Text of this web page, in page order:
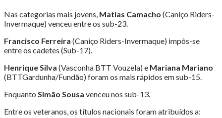
Nas categorias mais jovens, Matias Camacho (Caniço Riders-
Invermaque) venceu entre os sub-23.
Francisco Ferreira (Caniço Riders-Invermaque) impôs-se
entre os cadetes (Sub-17).
Henrique Silva (Vasconha BTT Vouzela) e Mariana Mariano
(BTTGardunha/Fundão) foram os mais rápidos em sub-15.
Enquanto Simão Sousa venceu nos sub-13.
Entre os veteranos, os títulos nacionais foram atribuídos a: